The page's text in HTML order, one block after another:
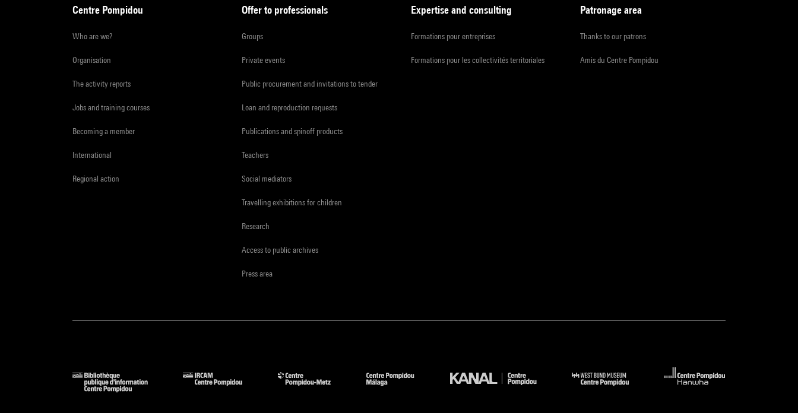
Centre Pompidou
Who are we?
Organisation
The activity reports
Jobs and training courses
Becoming a member
International
Regional action
Offer to professionals
Groups
Private events
Public procurement and invitations to tender
Loan and reproduction requests
Publications and spinoff products
Teachers
Social mediators
Travelling exhibitions for children
Research
Access to public archives
Press area
Expertise and consulting
Formations pour entreprises
Formations pour les collectivités territoriales
Patronage area
Thanks to our patrons
Amis du Centre Pompidou